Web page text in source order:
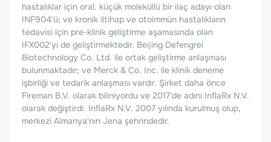
hastalıklar için oral, küçük moleküllü bir ilaç adayı olan
INF904'ü; ve kronik iltihap ve otoimmün hastalıkların
tedavisi için pre-klinik geliştirme aşamasında olan
IFX002'yi de geliştirmektedir. Beijing Defengrei
Biotechnology Co. Ltd. ile ortak geliştirme anlaşması
bulunmaktadır; ve Merck & Co. Inc. ile klinik deneme
işbirliği ve tedarik anlaşması vardır. Şirket daha önce
Fireman B.V. olarak biliniyordu ve 2017'de adını InflaRx N.V.
olarak değiştirdi. InflaRx N.V. 2007 yılında kurulmuş olup,
merkezi Almanya'nın Jena şehrindedir.